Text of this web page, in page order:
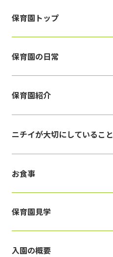
保育園トップ
保育園の日常
保育園紹介
ニチイが大切にしていること
お食事
保育園見学
入園の概要